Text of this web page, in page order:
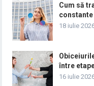
Cum să
18 iulie
între
16 iulie